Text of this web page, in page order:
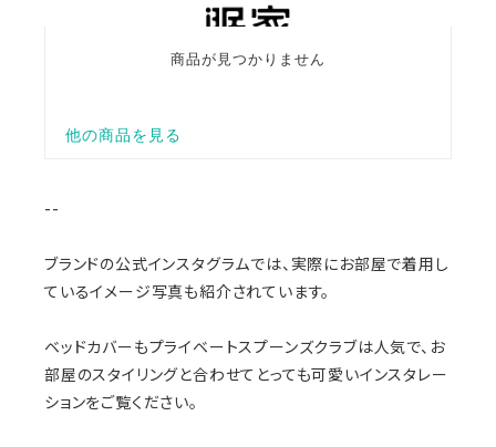
--
ブランドの公式インスタグラムでは、実際にお部屋で着用し
ているイメージ写真も紹介されています。
ベッドカバーもプライベートスプーンズクラブは人気で、お
部屋のスタイリングと合わせてとっても可愛いインスタレー
ションをご覧ください。